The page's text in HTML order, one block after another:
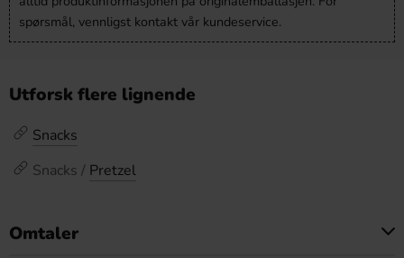
spørsmål, vennligst kontakt vår kundeservice.
Utforsk flere lignende
Snacks
Snacks / Pretzel
Omtaler